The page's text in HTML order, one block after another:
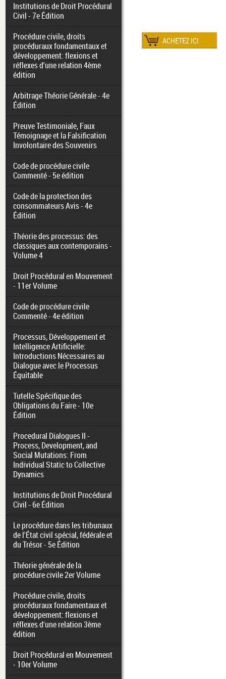
Institutions de Droit Procédural
Civil - 7e Édition
Procédure civile, droits
procéduraux fondamentaux et
développement: flexions et
réflexes d'une relation 4ème
édition
Arbitrage Théorie Générale - 4e
Édition
Preuve Testimoniale, Faux
Témoignage et la Falsification
Involontaire des Souvenirs
Code de procédure civile
Commenté - 5e édition
Code de la protection des
consommateurs Avis - 4e
Édition
Théorie des processus: des
classiques aux contemporains -
Volume 4
Droit Procédural en Mouvement
- 11er Volume
Code de procédure civile
Commenté - 4e édition
Processus, Développement et
Intelligence Artificielle:
Introductions Nécessaires au
Dialogue avec le Processus
Équitable
Tutelle Spécifique des
Obligations du Faire - 10e
Édition
Procedural Dialogues II -
Process, Development, and
Social Mutations: From
Individual Static to Collective
Dynamics
Institutions de Droit Procédural
Civil - 6e Édition
Le procédure dans les tribunaux
de l'État civil spécial, fédérale et
du Trésor - 5e Édition
Théorie générale de la
procédure civile 2er Volume
Procédure civile, droits
procéduraux fondamentaux et
développement: flexions et
réflexes d'une relation 3ème
édition
Droit Procédural en Mouvement
- 10er Volume